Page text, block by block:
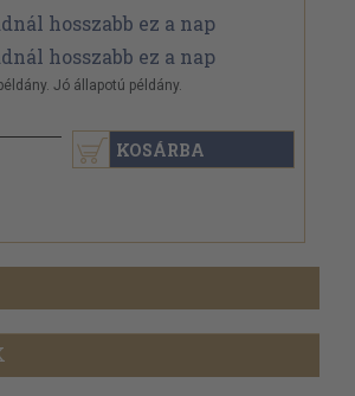
Jó állapotú példány.
KOSÁRBA